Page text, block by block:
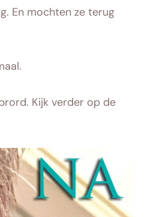
En mochten ze terug
Kijk verder op de